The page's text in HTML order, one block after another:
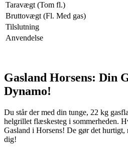
Taravægt (Tom fl.)
Bruttovægt (Fl. Med gas)
Tilslutning
Anvendelse
Gasland Horsens: Din
Dynamo!
Du står der med din tunge, 22 kg
helgrillet flæskesteg i sommerheden.
Gasland i Horsens! De gør det
dig!